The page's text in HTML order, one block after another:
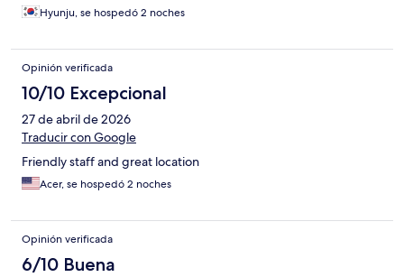
Hyunju, se hospedó 2 noches
Opinión verificada
10/10 Excepcional
27 de abril de 2026
Traducir con Google
Friendly staff and great location
Acer, se hospedó 2 noches
Opinión verificada
6/10 Buena